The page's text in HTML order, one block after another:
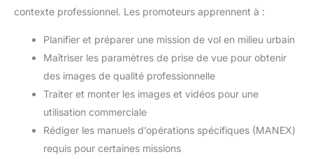
contexte professionnel. Les promoteurs apprennent à :
Planifier et préparer une mission de vol en milieu urbain
Maîtriser les paramètres de prise de vue pour obtenir
des images de qualité professionnelle
Traiter et monter les images et vidéos pour une
utilisation commerciale
Rédiger les manuels d’opérations spécifiques (MANEX)
requis pour certaines missions